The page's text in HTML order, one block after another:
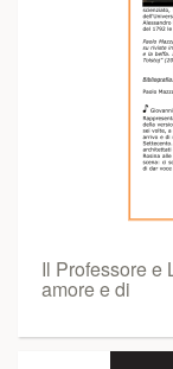
Il Professore e
amore e di